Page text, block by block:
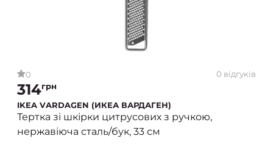
0 0 відгуків
314грн
IKEA VARDAGEN (ИКЕА ВАРДАГЕН)
Тертка зі шкірки цитрусових з ручкою,
нержавіюча сталь/бук, 33 см